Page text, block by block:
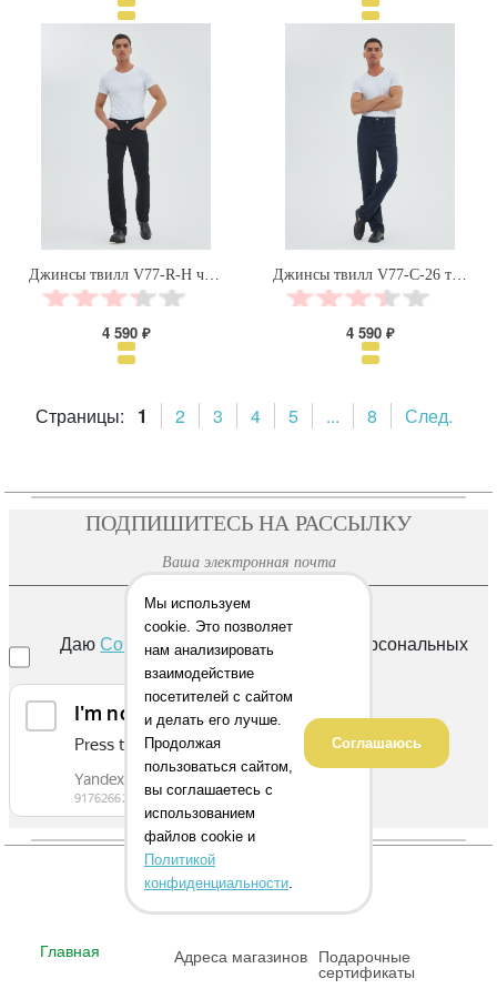
Джинсы твилл V77-R-H черный Velocity
4 590 ₽
Джинсы твилл V77-C-26 темно-синий Velocity
4 590 ₽
Страницы: 1 2 3 4 5 ... 8 След.
ПОДПИШИТЕСЬ НА РАССЫЛКУ
ОТПРАВИТЬ
ДаюСогласиена обработку своих персональных
данных
Главная Адреса магазинов
Подарочные
сертификаты
Мы используем
cookie. Это позволяет
нам анализировать
взаимодействие
посетителей с сайтом
и делать его лучше.
Продолжая
пользоваться сайтом,
вы соглашаетесь с
использованием
файлов cookie и
Политикой
конфиденциальности.
Соглашаюсь